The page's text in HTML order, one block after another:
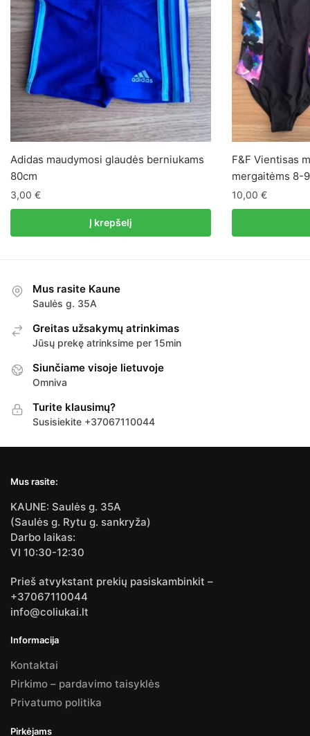
Adidas maudymosi glaudės berniukams
80cm
3,00 €
Į krepšelį
F&F Vientisas
mergaitėms 8-
10,00 €
Mus rasite Kaune
Saulės g. 35A
Greitas užsakymų atrinkimas
Jūsų prekę atrinksime per 15min
Siunčiame visoje lietuvoje
Omniva
Turite klausimų?
Susisiekite +37067110044
Mus rasite:
KAUNE: Saulės g. 35A
(Saulės g. Rytu g. sankryža)
Darbo laikas:
VI 10:30-12:30
Prieš atvykstant prekių pasiskambinkit –
+37067110044
info@coliukai.lt
Informacija
Kontaktai
Pirkimo – pardavimo taisyklės
Privatumo politika
Pirkėjams